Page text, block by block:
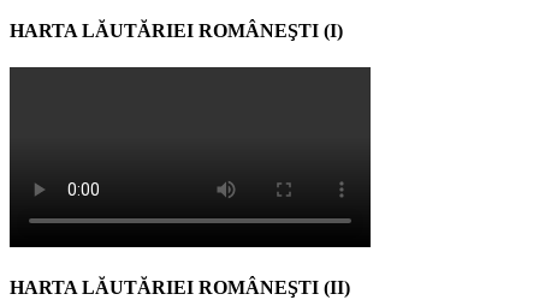
HARTA LĂUTĂRIEI ROMÂNEŞTI (I)
HARTA LĂUTĂRIEI ROMÂNEŞTI (II)